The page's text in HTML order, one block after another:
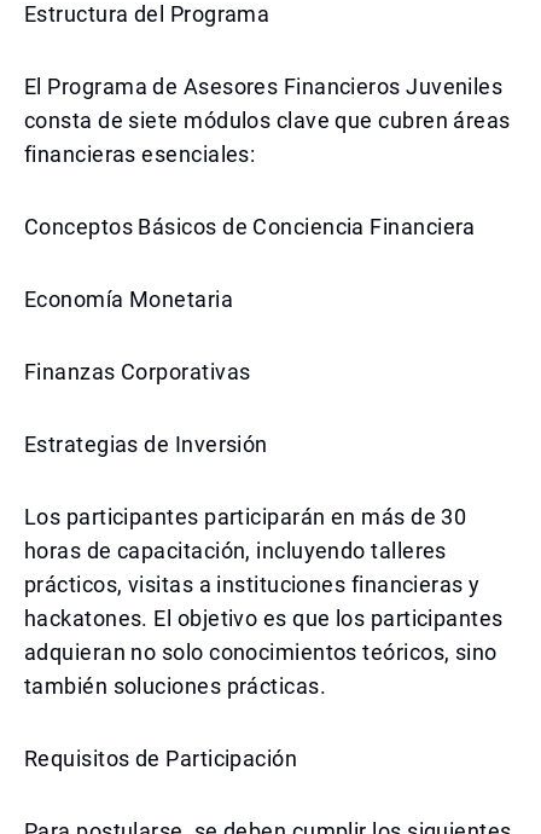
Estructura del Programa
El Programa de Asesores Financieros Juveniles
consta de siete módulos clave que cubren áreas
financieras esenciales:
Conceptos Básicos de Conciencia Financiera
Economía Monetaria
Finanzas Corporativas
Estrategias de Inversión
Los participantes participarán en más de 30
horas de capacitación, incluyendo talleres
prácticos, visitas a instituciones financieras y
hackatones. El objetivo es que los participantes
adquieran no solo conocimientos teóricos, sino
también soluciones prácticas.
Requisitos de Participación